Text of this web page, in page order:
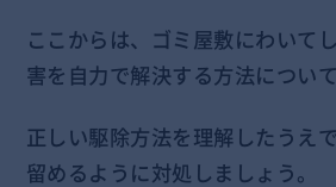
ここからは、ゴミ屋敷にわいて
害を自力で解決する方法につい
正しい駆除方法を理解したうえ
留めるように対処しましょう。